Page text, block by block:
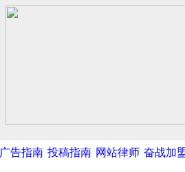
广告指南 投稿指南 网站律师 奋战加